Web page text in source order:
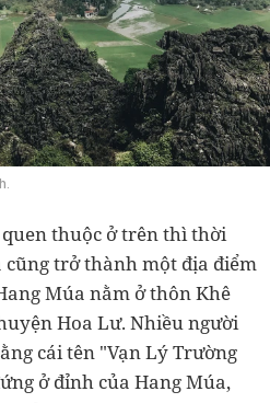
thuộc ở trên thì thời
cũng trở thành một địa điểm
Múa nằm ở thôn Khê
Hoa Lư. Nhiều người
cái tên "Vạn Lý Trường
ở đỉnh của Hang Múa,